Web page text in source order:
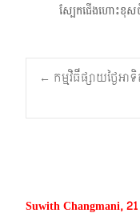
ស្បែកជើងហោះ
Post
← កម្មវិធីផ្សាយថ្ងៃអ
Suwith Changmani,